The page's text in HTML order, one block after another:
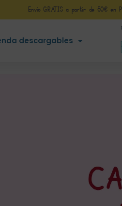
Envío GRATIS a partir de 50€ en
descargables